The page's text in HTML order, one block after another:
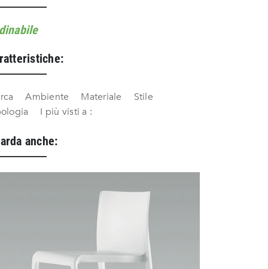
Ambiente Materiale
Stile
I più visti a :
anche: